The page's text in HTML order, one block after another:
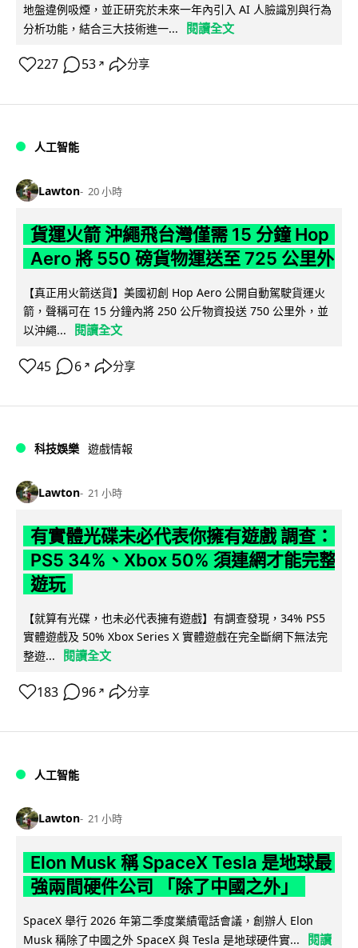
地盤違例吸煙，並正研究於未來一年內引入 AI 人臉識別與行為
分析功能，結合三大技術進一...
閱讀全文
227 53 ↗ 分享
人工智能
Lawton 20 小時
貨運火箭 沖繩飛台灣僅需 15 分鐘 Hop
Aero 將 550 磅貨物運送至 725 公里外
【真正用火箭送貨】美國初創 Hop Aero 公開自動駕駛貨運火
箭，聲稱可在 15 分鐘內將 250 公斤物資投送 750 公里外，並
以沖繩...
閱讀全文
45 6 ↗ 分享
科技娛樂 遊戲情報
Lawton 21 小時
有實體光碟未必代表你擁有遊戲 調查：
PS5 34%、Xbox 50% 須連網才能完整
遊玩
【就算有光碟，也未必代表擁有遊戲】有調查發現，34% PS5
實體遊戲及 50% Xbox Series X 實體遊戲在完全斷網下無法完
整遊...
閱讀全文
183 96 ↗ 分享
人工智能
Lawton 21 小時
Elon Musk 稱 SpaceX Tesla 是地球最
強兩間硬件公司 「除了中國之外」
SpaceX 舉行 2026 年第二季度業績電話會議，創辦人 Elon
Musk 稱除了中國之外 SpaceX 與 Tesla 是地球硬件實...
閱讀